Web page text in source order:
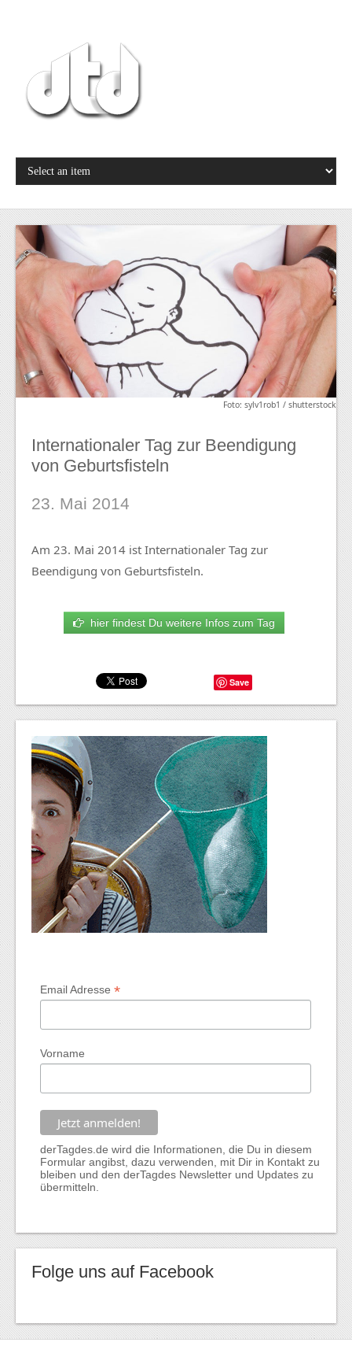
Foto: sylv1rob1 / shutterstock
Internationaler Tag zur Beendigung
von Geburtsfisteln
23. Mai 2014
Am 23. Mai 2014 ist Internationaler Tag zur
Beendigung von Geburtsfisteln.
hier findest Du weitere Infos zum Tag
Save
Email Adresse*
Vorname
derTagdes.de wird die Informationen, die Du in diesem
Formular angibst, dazu verwenden, mit Dir in Kontakt zu
bleiben und den derTagdes Newsletter und Updates zu
übermitteln.
Folge uns auf Facebook